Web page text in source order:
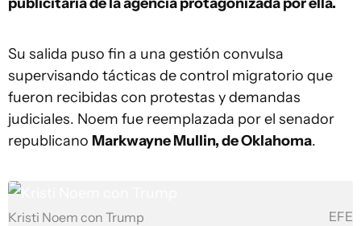
Su salida puso fin a una gestión convulsa
supervisando tácticas de control migratorio que
fueron recibidas con protestas y demandas
judiciales. Noem fue reemplazada por el senador
republicano Markwayne Mullin, de Oklahoma.
Kristi Noem con Trump EFE